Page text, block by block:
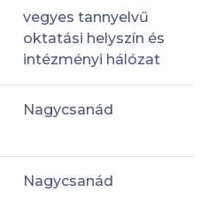
vegyes tannyelvű
oktatási helyszín és
intézményi hálózat
Nagycsanád
Nagycsanád